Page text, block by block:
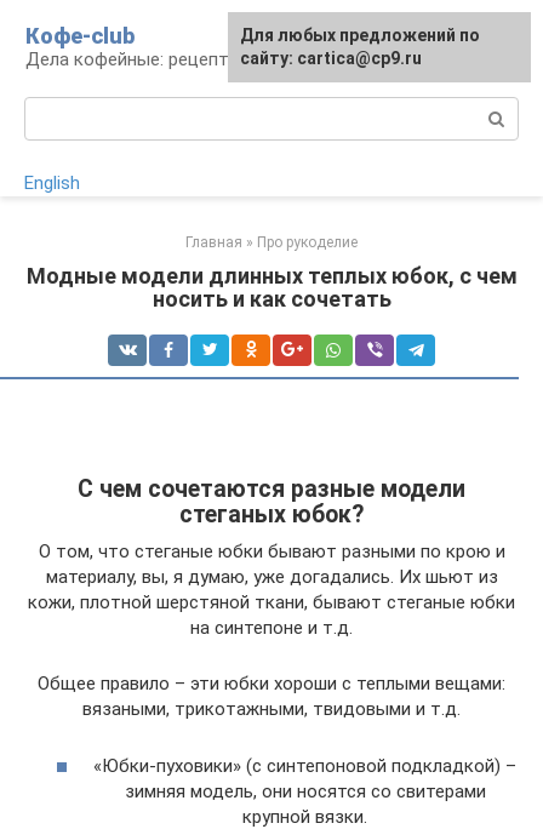
контенту
Кофе-club
Дела кофейные: рецепты и приготовление
English
Главная » Про рукоделие
Модные модели длинных теплых юбок, с чем
носить и как сочетать
С чем сочетаются разные модели
стеганых юбок?
О том, что стеганые юбки бывают разными по крою и
материалу, вы, я думаю, уже догадались. Их шьют из
кожи, плотной шерстяной ткани, бывают стеганые юбки
на синтепоне и т.д.
Общее правило – эти юбки хороши с теплыми вещами:
вязаными, трикотажными, твидовыми и т.д.
«Юбки-пуховики» (с синтепоновой подкладкой) –
зимняя модель, они носятся со свитерами
крупной вязки.
Для любых предложений по
сайту: cartica@cp9.ru